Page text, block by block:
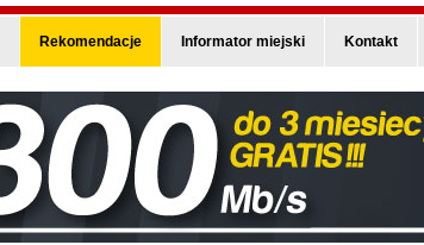
Rekomendacje Informator miejski Kontakt